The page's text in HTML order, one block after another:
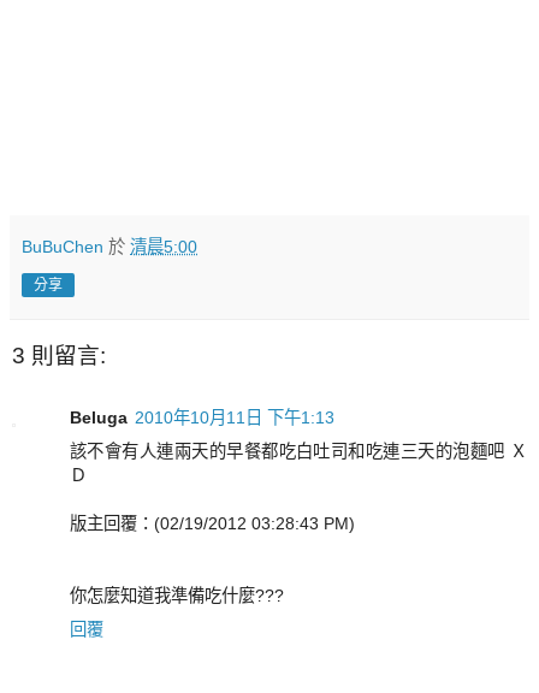
BuBuChen 於 清晨5:00
分享
3 則留言:
Beluga 2010年10月11日 下午1:13
該不會有人連兩天的早餐都吃白吐司和吃連三天的泡麵吧 Ｘ
Ｄ
版主回覆：(02/19/2012 03:28:43 PM)
你怎麼知道我準備吃什麼???
回覆